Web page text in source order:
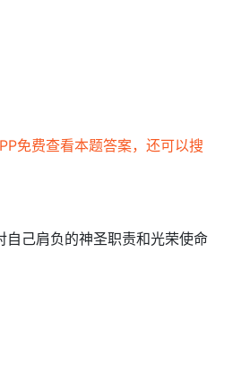
免费查看本题答案，还可以搜
自己肩负的神圣职责和光荣使命